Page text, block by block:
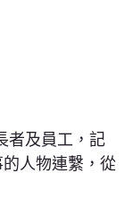
者及員工，記
人物連繫，從